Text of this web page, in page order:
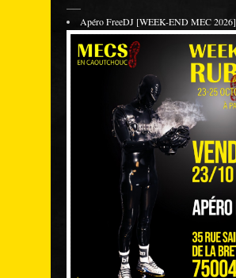
Apéro FreeDJ [WEEK-END MEC 2026]